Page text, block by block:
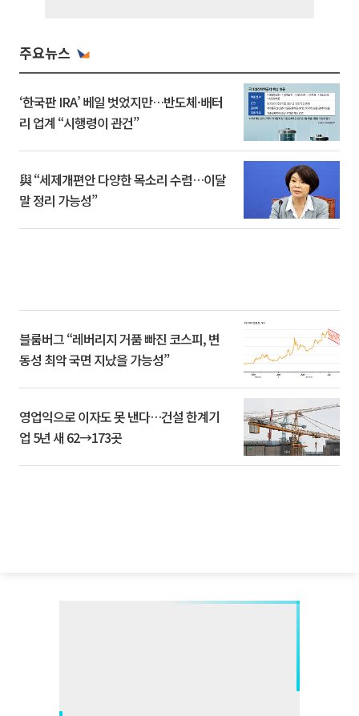
주요뉴스
‘한국판 IRA’ 베일 벗었지만…반도체·배터
리 업계 “시행령이 관건”
與 “세제개편안 다양한 목소리 수렴…이달
말 정리 가능성”
블룸버그 “레버리지 거품 빠진 코스피, 변
동성 최악 국면 지났을 가능성”
영업익으로 이자도 못 낸다…건설 한계기
업 5년 새 62→173곳